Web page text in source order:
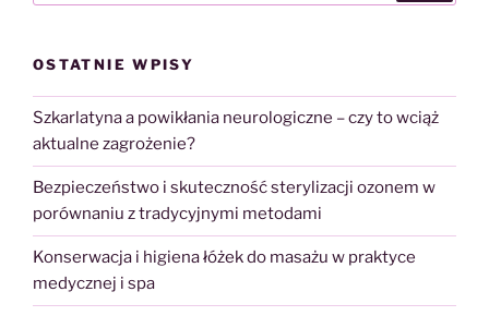
OSTATNIE WPISY
Szkarlatyna a powikłania neurologiczne – czy to wciąż
aktualne zagrożenie?
Bezpieczeństwo i skuteczność sterylizacji ozonem w
porównaniu z tradycyjnymi metodami
Konserwacja i higiena łóżek do masażu w praktyce
medycznej i spa